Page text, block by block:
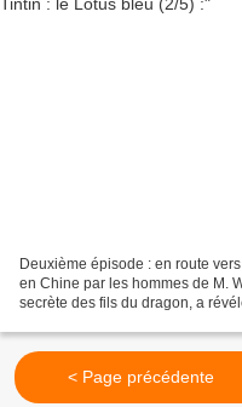
Deuxième épisode : en route
en Chine par les hommes de M.
secrète des fils du dragon, a
< Page précédente